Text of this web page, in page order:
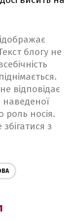
блогу не
відповідає
наведеної
роль носія.
з